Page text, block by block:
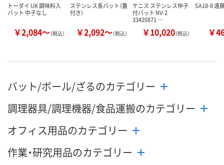
トーダイ UK 調味料入
バット 中子なし
￥2,084～（税込）
ステンレス長バット（蓋
付き）
￥2,092～（税込）
ケニス ステンレス仲子
付バット NV-2
33420871 …
￥10,020（税込）
SA18-8 遠
￥
バット/ボール/ざるのカテゴリー
調理器具/調理機器/食品運搬のカテゴリー
オフィス用品のカテゴリー
作業・研究用品のカテゴリー